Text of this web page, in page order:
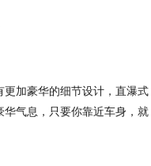
加豪华的细节设计，直瀑式
气息，只要你靠近车身，就